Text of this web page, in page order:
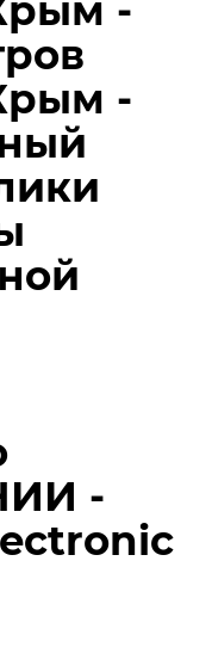
-
-
-